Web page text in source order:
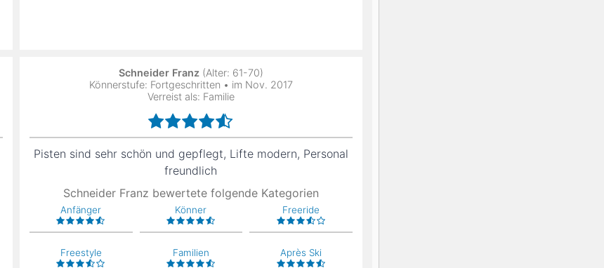
Schneider Franz (Alter: 61-70)
Könnerstufe: Fortgeschritten • im Nov. 2017
Verreist als: Familie
Pisten sind sehr schön und gepflegt, Lifte modern, Personal
freundlich
Schneider Franz bewertete folgende Kategorien
Anfänger Könner Freeride
Freestyle Familien Après Ski